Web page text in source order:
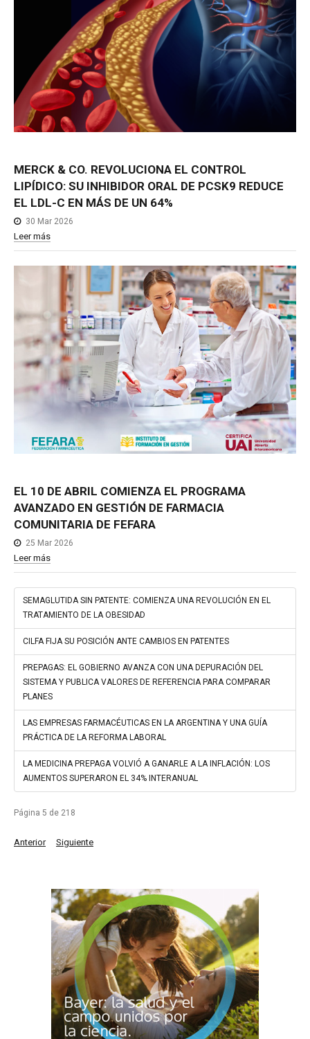
MERCK & CO. REVOLUCIONA EL CONTROL
LIPÍDICO: SU INHIBIDOR ORAL DE PCSK9 REDUCE
EL LDL-C EN MÁS DE UN 64%
30 Mar 2026
Leer más
EL 10 DE ABRIL COMIENZA EL PROGRAMA
AVANZADO EN GESTIÓN DE FARMACIA
COMUNITARIA DE FEFARA
25 Mar 2026
Leer más
SEMAGLUTIDA SIN PATENTE: COMIENZA UNA REVOLUCIÓN EN EL
TRATAMIENTO DE LA OBESIDAD
CILFA FIJA SU POSICIÓN ANTE CAMBIOS EN PATENTES
PREPAGAS: EL GOBIERNO AVANZA CON UNA DEPURACIÓN DEL
SISTEMA Y PUBLICA VALORES DE REFERENCIA PARA COMPARAR
PLANES
LAS EMPRESAS FARMACÉUTICAS EN LA ARGENTINA Y UNA GUÍA
PRÁCTICA DE LA REFORMA LABORAL
LA MEDICINA PREPAGA VOLVIÓ A GANARLE A LA INFLACIÓN: LOS
AUMENTOS SUPERARON EL 34% INTERANUAL
Página 5 de 218
Anterior Siguiente